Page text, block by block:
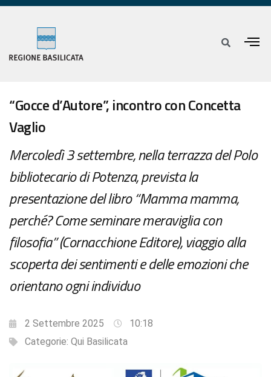
“Gocce d’Autore”, incontro con Concetta
Vaglio
Mercoledì 3 settembre, nella terrazza del Polo
bibliotecario di Potenza, prevista la
presentazione del libro “Mamma mamma,
perché? Come seminare meraviglia con
filosofia” (Cornacchione Editore), viaggio alla
scoperta dei sentimenti e delle emozioni che
orientano ogni individuo
2 Settembre 2025
10:18
Categorie: Qui Basilicata